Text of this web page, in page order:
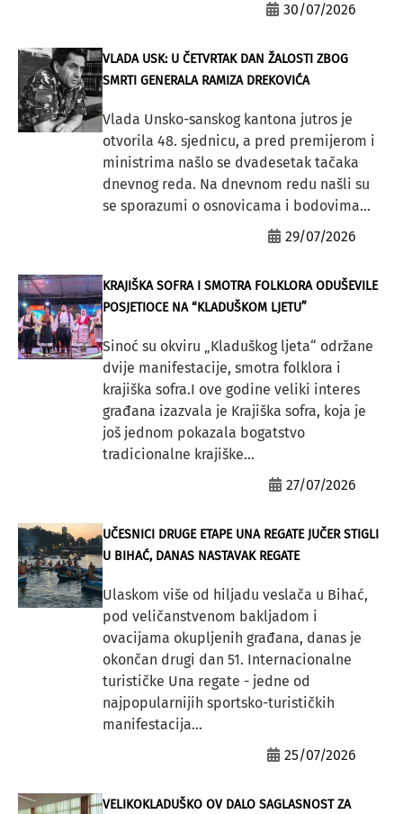
30/07/2026
VLADA USK: U ČETVRTAK DAN ŽALOSTI ZBOG
SMRTI GENERALA RAMIZA DREKOVIĆA
Vlada Unsko-sanskog kantona jutros je
otvorila 48. sjednicu, a pred premijerom i
ministrima našlo se dvadesetak tačaka
dnevnog reda. Na dnevnom redu našli su
se sporazumi o osnovicama i bodovima...
29/07/2026
KRAJIŠKA SOFRA I SMOTRA FOLKLORA ODUŠEVILE
POSJETIOCE NA “KLADUŠKOM LJETU”
Sinoć su okviru „Kladuškog ljeta“ održane
dvije manifestacije, smotra folklora i
krajiška sofra.I ove godine veliki interes
građana izazvala je Krajiška sofra, koja je
još jednom pokazala bogatstvo
tradicionalne krajiške...
27/07/2026
UČESNICI DRUGE ETAPE UNA REGATE JUČER STIGLI
U BIHAĆ, DANAS NASTAVAK REGATE
Ulaskom više od hiljadu veslača u Bihać,
pod veličanstvenom bakljadom i
ovacijama okupljenih građana, danas je
okončan drugi dan 51. Internacionalne
turističke Una regate - jedne od
najpopularnijih sportsko-turističkih
manifestacija...
25/07/2026
VELIKOKLADUŠKO OV DALO SAGLASNOST ZA